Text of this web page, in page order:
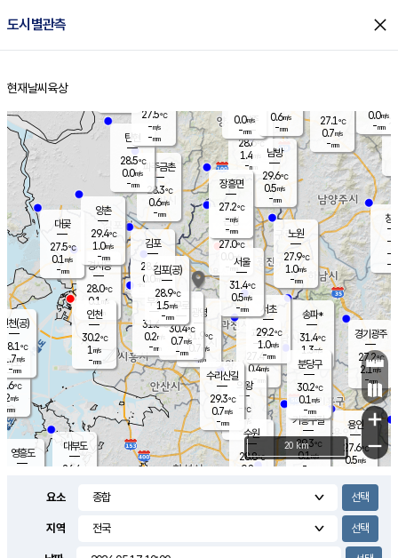
도시별관측 close
홈
현재날씨 육상
의도
℃
m/s
mm
영흥도
양주
28.6℃
1.4
-mm
과천
27.4℃
0.4m/s
- mm
용인
27.6℃
0.5m/s
경기광주
27.2℃
2.1m/s
-mm
대부도
26.4
경서동
28.0℃
0.1 m/s
-mm
파주금촌
28.3℃
0.6m/s
-mm
27.1℃
0.7m/s
-mm
대곶
27.5℃
0.1 m/s
-mm
창
-
-m/
-
탄현
28.5℃
0.0m/s
-mm
0.0m/s
-mm
의왕
- ℃
m/s
mm
김포
28.6℃
0.0 m/s
mm
광명
31.9 ℃
0.7 m/s
-mm
부천
31.6℃
0.2m/s
-mm
양촌
29.4℃
1.0m/s
-mm
구로
30.4℃
0.7m/s
-mm
은평
27.0℃
0.0 m/s
- mm
노원
27.9℃
1.0m/s
-mm
송파*
31.4℃
1.3m/s
-mm
서초
29.2℃
1.0m/s
-mm
남방
29.6℃
0.5m/s
-mm
기흥구갈
29.3℃
0.1m/s
-
수리산길
29.3℃
0.7m/s
-mm
분당구
30.2℃
0.1 m/s
-mm
장흥면
27.2℃
-m/s
-mm
0.0m/s
-mm
인천(공)
28.1℃
1.7m/s
-mm
김포(공)
28.9℃
1.5m/s
-mm
수원
28.8℃
0.8 m/s
인천
30.2℃
1 m/s
-mm
서울
31.4℃
0.5m/s
-mm
27.5℃
-m/s
-mm
0.6m/s
-mm
+
−
20 km
요소
지역